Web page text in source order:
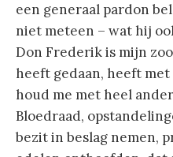
een generaal pardon
niet meteen – wat hij
Don Frederik is mijn
heeft gedaan, heeft
houd me met heel
Bloedraad,
bezit in beslag nemen,